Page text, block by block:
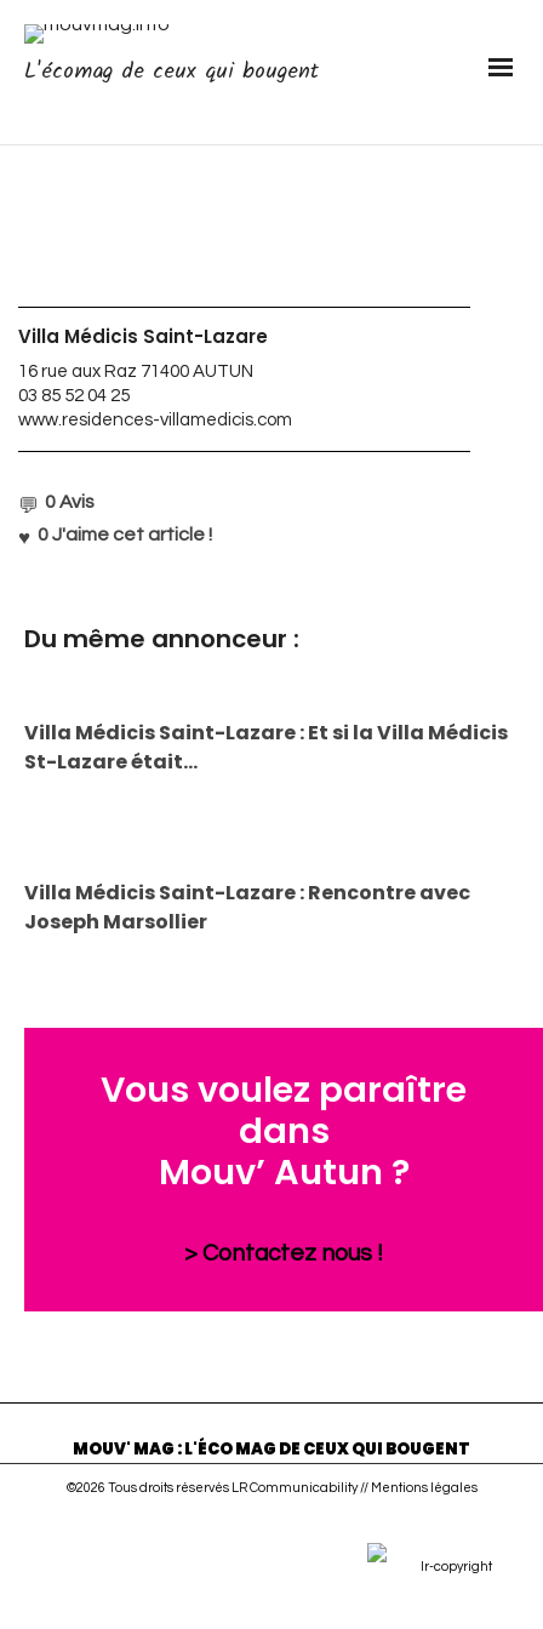
L'écomag de ceux qui bougent
Villa Médicis Saint-Lazare
16 rue aux Raz 71400 AUTUN
03 85 52 04 25
www.residences-villamedicis.com
0 Avis
0J'aime cet article !
Du même annonceur :
Villa Médicis Saint-Lazare : Et si la Villa Médicis
St-Lazare était…
Villa Médicis Saint-Lazare : Rencontre avec
Joseph Marsollier
Vous voulez paraître
dans
Mouv’ Autun ?
> Contactez nous !
MOUV' MAG : L'ÉCO MAG DE CEUX QUI BOUGENT
©2026 Tous droits réservés LR Communicability // Mentions légales